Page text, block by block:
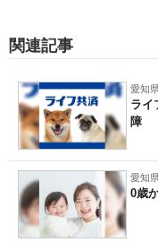
関連記事
愛知
ライ
障
愛知
0歳